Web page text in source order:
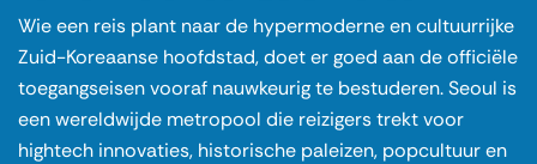
Wie een reis plant naar de hypermoderne en cultuurrijke
Zuid-Koreaanse hoofdstad, doet er goed aan de officiële
toegangseisen vooraf nauwkeurig te bestuderen. Seoul is
een wereldwijde metropool die reizigers trekt voor
hightech innovaties, historische paleizen, popcultuur en